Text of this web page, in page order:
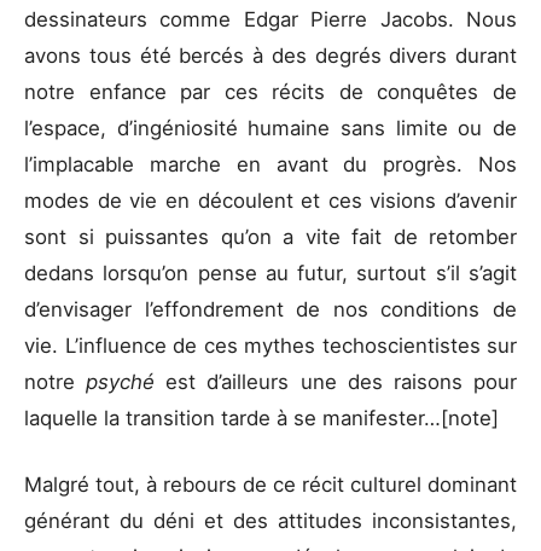
dessinateurs comme Edgar Pierre Jacobs. Nous
avons tous été bercés à des degrés divers durant
notre enfance par ces récits de conquêtes de
l’espace, d’ingéniosité humaine sans limite ou de
l’implacable marche en avant du progrès. Nos
modes de vie en découlent et ces visions d’avenir
sont si puissantes qu’on a vite fait de retomber
dedans lorsqu’on pense au futur, surtout s’il s’agit
d’envisager l’effondrement de nos conditions de
vie. L’influence de ces mythes techoscientistes sur
notrepsychéest d’ailleurs une des raisons pour
laquelle la transition tarde à se manifester…[note]
Malgré tout, à rebours de ce récit culturel dominant
générant du déni et des attitudes inconsistantes,